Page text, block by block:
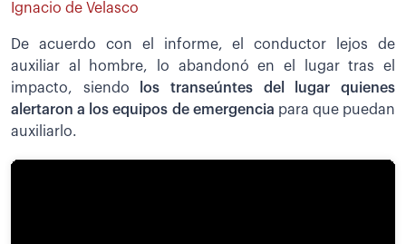
Ignacio de Velasco
De acuerdo con el informe, el conductor lejos de
auxiliar al hombre, lo abandonó en el lugar tras el
impacto, siendo
los transeúntes del lugar quienes
alertaron a los equipos de emergencia para que puedan
auxiliarlo.